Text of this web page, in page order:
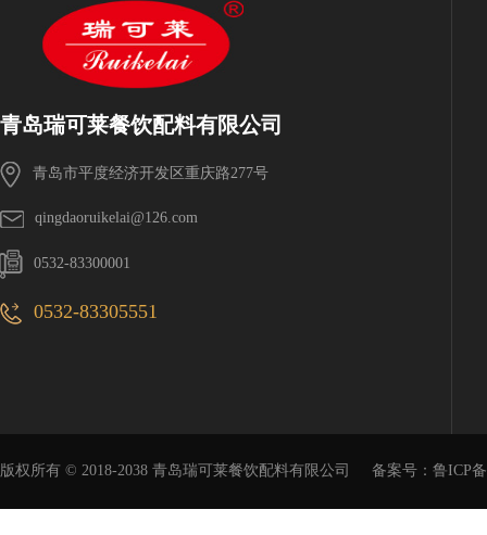
青岛瑞可莱餐饮配料有限公司
青岛市平度经济开发区重庆路277号
qingdaoruikelai@126.com
0532-83300001
0532-83305551
版权所有 © 2018-2038 青岛瑞可莱餐饮配料有限公司 备案号： 鲁ICP